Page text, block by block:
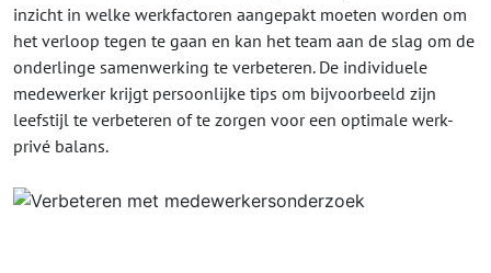
inzicht in welke werkfactoren aangepakt moeten worden om
het verloop tegen te gaan en kan het team aan de slag om de
onderlinge samenwerking te verbeteren. De individuele
medewerker krijgt persoonlijke tips om bijvoorbeeld zijn
leefstijl te verbeteren of te zorgen voor een optimale werk-
privé balans.